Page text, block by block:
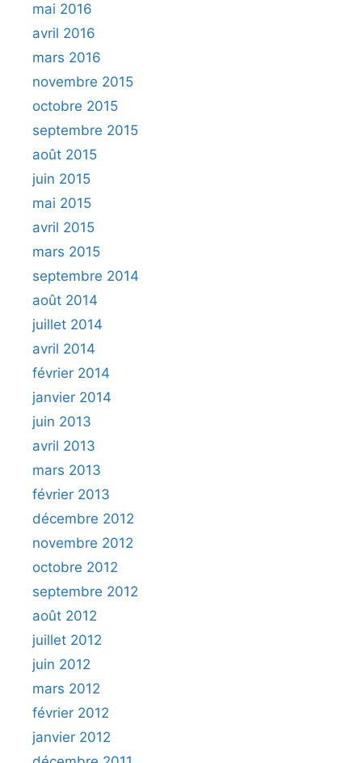
mai 2016
avril 2016
mars 2016
novembre 2015
octobre 2015
septembre 2015
août 2015
juin 2015
mai 2015
avril 2015
mars 2015
septembre 2014
août 2014
juillet 2014
avril 2014
février 2014
janvier 2014
juin 2013
avril 2013
mars 2013
février 2013
décembre 2012
novembre 2012
octobre 2012
septembre 2012
août 2012
juillet 2012
juin 2012
mars 2012
février 2012
janvier 2012